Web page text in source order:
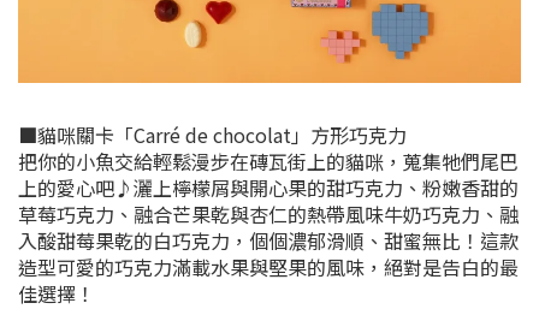
■貓咪關卡「Carré de chocolat」方形巧克力
把你的小魚交給輕鬆漫步在磚瓦街上的貓咪，蒐集牠們尾巴
上的愛心吧♪灑上檸檬屑與開心果的甜巧克力、粉嫩香甜的
草莓巧克力、融合芒果乾與杏仁的熱帶風味牛奶巧克力、融
入酸甜莓果乾的白巧克力，個個濃郁滑順、甜蜜無比！這款
造型可愛的巧克力滿載水果與堅果的風味，絕對是告白的最
佳選擇！